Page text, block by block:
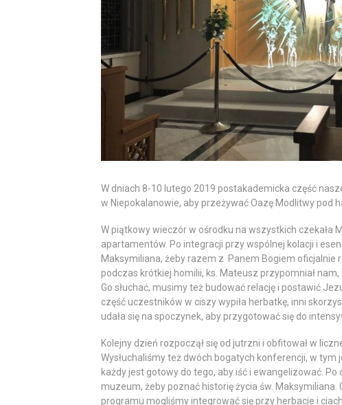
W dniach 8-10 lutego 2019 postakademicka część
w Niepokalanowie, aby przeżywać Oazę Modlitwy pod
W piątkowy wieczór w ośrodku na wszystkich czekała
apartamentów. Po integracji przy wspólnej kolacji i
Maksymiliana, żeby razem z Panem Bogiem oficjalnie
podczas krótkiej homilii, ks. Mateusz przypomniał
Go słuchać, musimy też budować relację i postawić
część uczestników w ciszy wypiła herbatkę, inni
udała się na spoczynek, aby przygotować się do
Kolejny dzień rozpoczął się od jutrzni i obfitował w
Wysłuchaliśmy też dwóch bogatych konferencji, w
każdy jest gotowy do tego, aby iść i ewangelizować.
muzeum, żeby poznać historię życia św.
programu mogliśmy integrować się przy herbacie i